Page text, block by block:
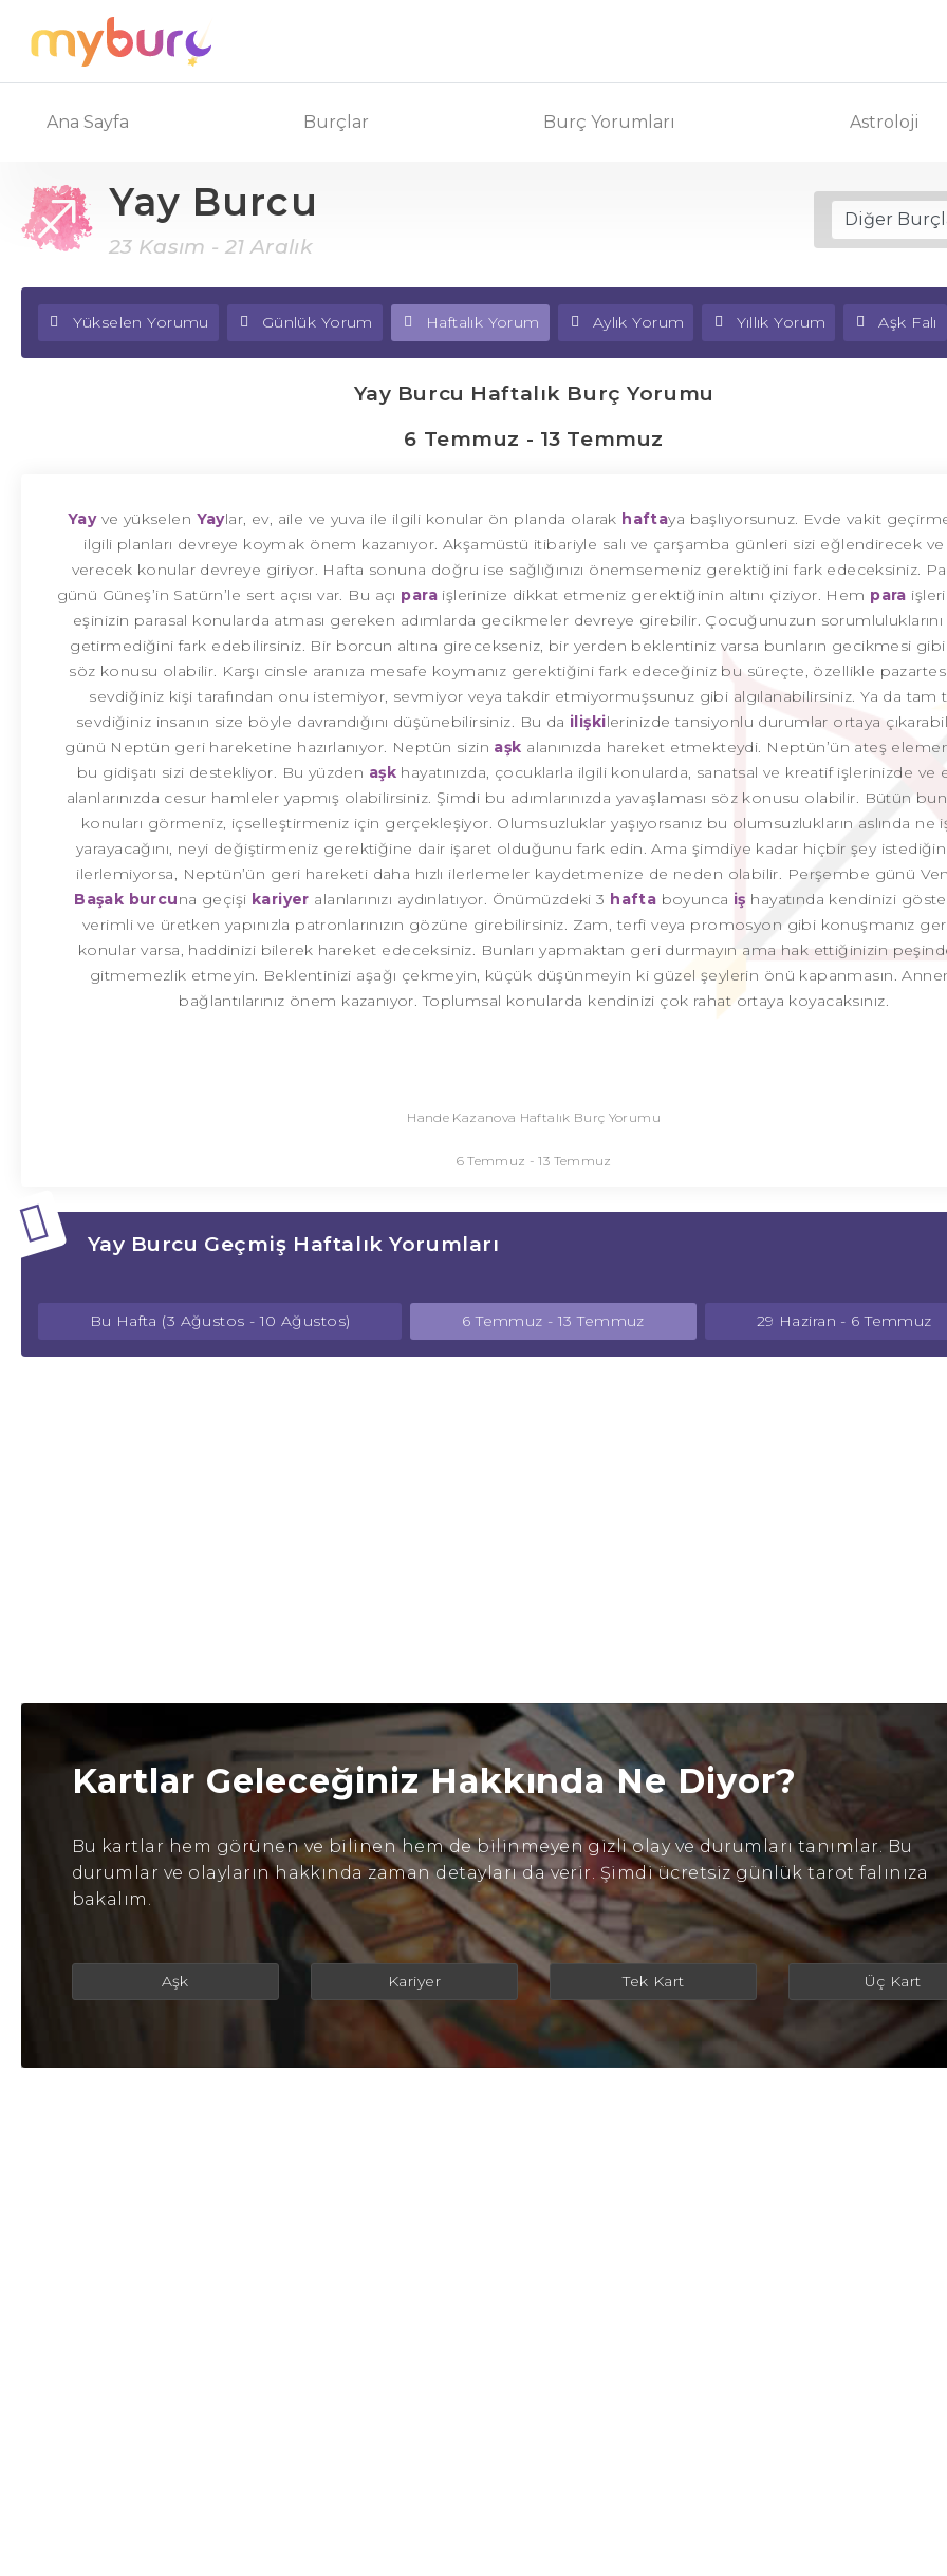
Ana Sayfa Burçlar Burç Yorumları Astroloji
Yay Burcu
23 Kasım - 21 Aralık
Yükselen Yorumu Günlük Yorum Haftalık Yorum Aylık Yorum Yıllık Yorum Aşk Falı
Yay Burcu Haftalık Burç Yorumu
6 Temmuz - 13 Temmuz
Yayve yükselen Yaylar, ev, aile ve yuva ile ilgili konular ön planda olarak haftaya başlıyorsunuz. Evde vakit
ilgili planları devreye koymak önem kazanıyor. Akşamüstü itibariyle salı ve çarşamba günleri sizi eğlendirecek
verecek konular devreye giriyor. Hafta sonuna doğru ise sağlığınızı önemsemeniz gerektiğini fark edeceksiniz.
günü Güneş’in Satürn’le sert açısı var. Bu açı para işlerinize dikkat etmeniz gerektiğinin altını çiziyor. Hem para
eşinizin parasal konularda atması gereken adımlarda gecikmeler devreye girebilir. Çocuğunuzun sorumluluklarını
getirmediğini fark edebilirsiniz. Bir borcun altına girecekseniz, bir yerden beklentiniz varsa bunların gecikmesi
söz konusu olabilir. Karşı cinsle aranıza mesafe koymanız gerektiğini fark edeceğiniz bu süreçte, özellikle
sevdiğiniz kişi tarafından onu istemiyor, sevmiyor veya takdir etmiyormuşsunuz gibi algılanabilirsiniz. Ya da tam
sevdiğiniz insanın size böyle davrandığını düşünebilirsiniz. Bu da ilişkilerinizde tansiyonlu durumlar ortaya
günü Neptün geri hareketine hazırlanıyor. Neptün sizin aşk alanınızda hareket etmekteydi. Neptün’ün ateş
bu gidişatı sizi destekliyor. Bu yüzden aşk hayatınızda, çocuklarla ilgili konularda, sanatsal ve kreatif işlerinizde ve
alanlarınızda cesur hamleler yapmış olabilirsiniz. Şimdi bu adımlarınızda yavaşlaması söz konusu olabilir. Bütün
konuları görmeniz, içselleştirmeniz için gerçekleşiyor. Olumsuzluklar yaşıyorsanız bu olumsuzlukların aslında ne
yarayacağını, neyi değiştirmeniz gerektiğine dair işaret olduğunu fark edin. Ama şimdiye kadar hiçbir şey
ilerlemiyorsa, Neptün’ün geri hareketi daha hızlı ilerlemeler kaydetmenize de neden olabilir. Perşembe günü
Başak burcuna geçişi kariyer alanlarınızı aydınlatıyor. Önümüzdeki 3 hafta boyunca iş hayatında kendinizi
verimli ve üretken yapınızla patronlarınızın gözüne girebilirsiniz. Zam, terfi veya promosyon gibi konuşmanız
konular varsa, haddinizi bilerek hareket edeceksiniz. Bunları yapmaktan geri durmayın ama hak ettiğinizin
gitmemezlik etmeyin. Beklentinizi aşağı çekmeyin, küçük düşünmeyin ki güzel şeylerin önü kapanmasın.
bağlantılarınız önem kazanıyor. Toplumsal konularda kendinizi çok rahat ortaya koyacaksınız.
Hande Kazanova Haftalık Burç Yorumu
6 Temmuz - 13 Temmuz
Yay Burcu Geçmiş Haftalık Yorumları
Bu Hafta (3 Ağustos - 10 Ağustos) 6 Temmuz - 13 Temmuz 29 Haziran - 6 Temmuz
Kartlar Geleceğiniz Hakkında Ne Diyor?
Bu kartlar hem görünen ve bilinen hem de bilinmeyen gizli olay ve durumları tanımlar. Bu
durumlar ve olayların hakkında zaman detayları da verir. Şimdi ücretsiz günlük tarot falınıza
bakalım.
Aşk Kariyer Tek Kart Üç Kart